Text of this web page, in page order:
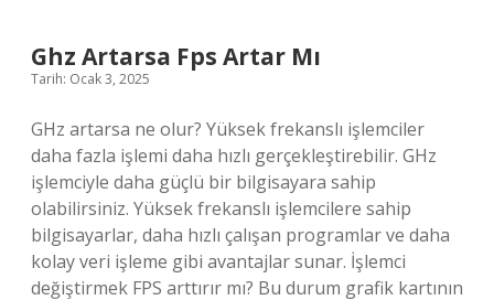
Ghz Artarsa Fps Artar Mı
Tarih: Ocak 3, 2025
GHz artarsa ne olur? Yüksek frekanslı işlemciler
daha fazla işlemi daha hızlı gerçekleştirebilir. GHz
işlemciyle daha güçlü bir bilgisayara sahip
olabilirsiniz. Yüksek frekanslı işlemcilere sahip
bilgisayarlar, daha hızlı çalışan programlar ve daha
kolay veri işleme gibi avantajlar sunar. İşlemci
değiştirmek FPS arttırır mı? Bu durum grafik kartının